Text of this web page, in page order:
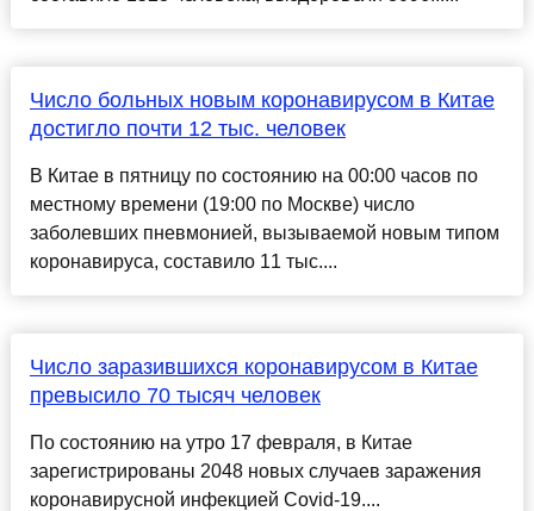
Число больных новым коронавирусом в Китае
достигло почти 12 тыс. человек
В Китае в пятницу по состоянию на 00:00 часов по
местному времени (19:00 по Москве) число
заболевших пневмонией, вызываемой новым типом
коронавируса, составило 11 тыс....
Число заразившихся коронавирусом в Китае
превысило 70 тысяч человек
По состоянию на утро 17 февраля, в Китае
зарегистрированы 2048 новых случаев заражения
коронавирусной инфекцией Covid-19....